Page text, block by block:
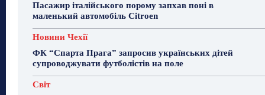
Пасажир італійського порому запхав поні в
маленький автомобіль Citroen
Новини Чехії
ФК “Спарта Прага” запросив українських дітей
супроводжувати футболістів на поле
Світ